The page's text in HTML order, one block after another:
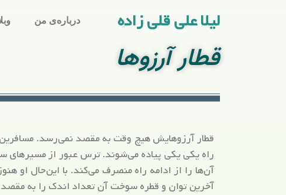
لیلا علی قلی زاده درباره‌ی من
قطار آرزوها
قطار آرزوهایش هیچ وقت به مقصد نمی‌رسد. مسافرین
راه یکی یکی پیاده می‌شوند. ترس عبور از مسیرهای
آن‌ها را از ادامه راه منصرف می‌کند. با این‌حال او
آخرین توان و قطره سوخت آن تعداد اندک را به مقصد